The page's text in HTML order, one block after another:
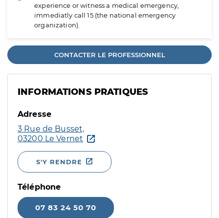
experience or witness a medical emergency,
immediatly call 15 (the national emergency
organization).
CONTACTER LE PROFESSIONNEL
INFORMATIONS PRATIQUES
Adresse
3 Rue de Busset,
03200 Le Vernet
S'Y RENDRE
Téléphone
07 83 24 50 70